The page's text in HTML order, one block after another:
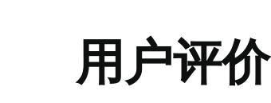
用户评价